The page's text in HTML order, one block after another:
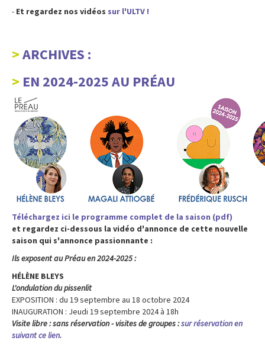
- Et regardez nos vidéos sur l'ULTV !
ARCHIVES :
EN 2024-2025 AU PRÉAU
Téléchargez ici le programme complet de la saison (pdf)
et regardez ci-dessous la vidéo d'annonce de cette nouvelle
saison qui s'annonce passionnante :
Ils exposent au Préau en 2024-2025 :
HÉLÈNE BLEYS
L'ondulation du pissenlit
EXPOSITION : du 19 septembre au 18 octobre 2024
INAUGURATION : Jeudi 19 septembre 2024 à 18h
Visite libre : sans réservation - visites de groupes :sur réservation en
suivant ce lien.